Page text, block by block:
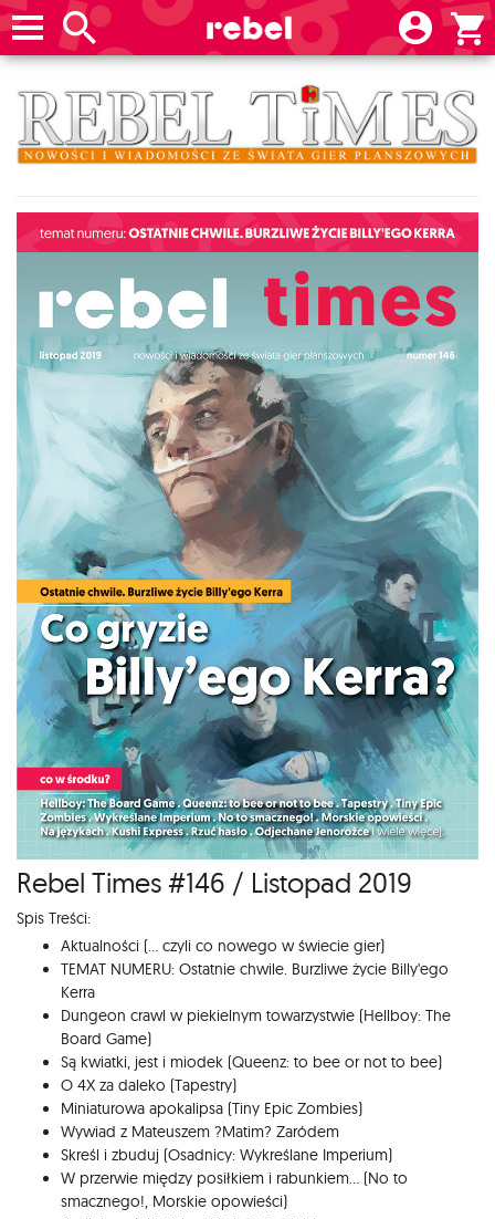
Rebel Times #146 / Listopad 2019
Spis Treści:
Aktualności (... czyli co nowego w świecie gier)
TEMAT NUMERU: Ostatnie chwile. Burzliwe życie Billy'ego
Kerra
Dungeon crawl w piekielnym towarzystwie (Hellboy: The
Board Game)
Są kwiatki, jest i miodek (Queenz: to bee or not to bee)
O 4X za daleko (Tapestry)
Miniaturowa apokalipsa (Tiny Epic Zombies)
Wywiad z Mateuszem ?Matim? Zaródem
Skreśl i zbuduj (Osadnicy: Wykreślane Imperium)
W przerwie między posiłkiem i rabunkiem... (No to
smacznego!, Morskie opowieści)